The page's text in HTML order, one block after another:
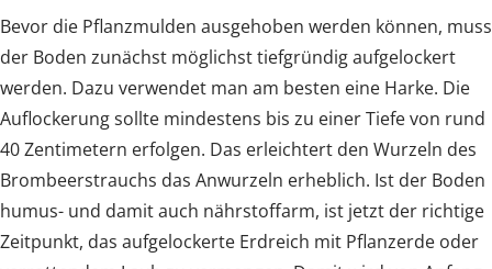
Bevor die Pflanzmulden ausgehoben werden können, muss
der Boden zunächst möglichst tiefgründig aufgelockert
werden. Dazu verwendet man am besten eine Harke. Die
Auflockerung sollte mindestens bis zu einer Tiefe von rund
40 Zentimetern erfolgen. Das erleichtert den Wurzeln des
Brombeerstrauchs das Anwurzeln erheblich. Ist der Boden
humus- und damit auch nährstoffarm, ist jetzt der richtige
Zeitpunkt, das aufgelockerte Erdreich mit Pflanzerde oder